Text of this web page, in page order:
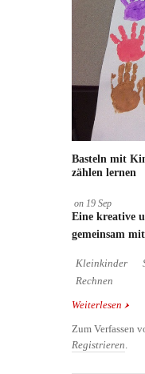
Basteln mit
zählen lernen
on 19 Sep
Eine kreative
gemeinsam
Kleinkinder
Rechnen
Weiterlesen
Zum Verfassen
Registrieren.